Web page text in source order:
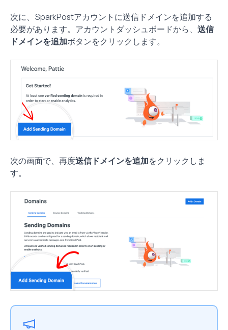
次に、SparkPostアカウントに送信ドメインを追加する
必要があります。アカウントダッシュボードから、 送信
ドメインを追加ボタンをクリックします。
次の画面で、再度送信ドメインを追加をクリックしま
す。